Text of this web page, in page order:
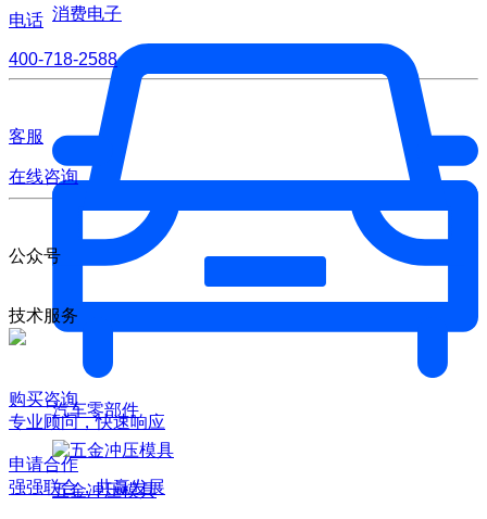
消费电子
汽车零部件
五金冲压模具
电话
400-718-2588
客服
在线咨询
公众号
技术服务
购买咨询
专业顾问，快速响应
申请合作
强强联合，共赢发展